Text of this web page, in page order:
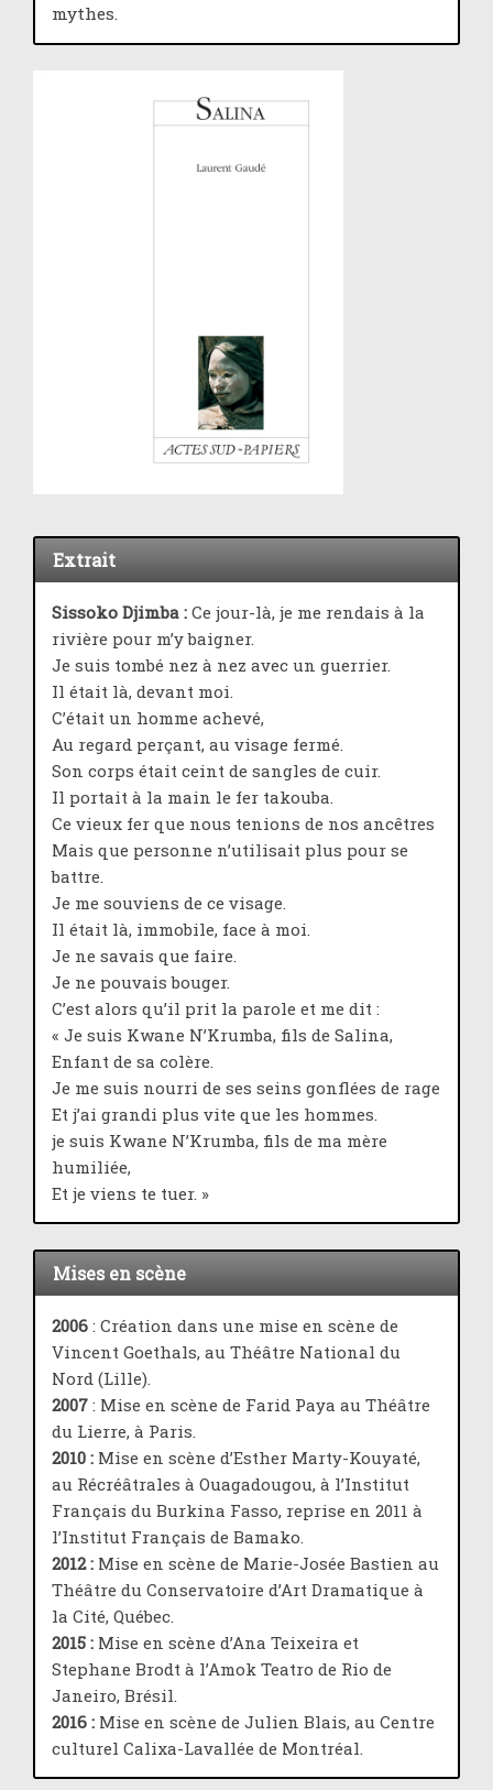
mythes.
Extrait
Sissoko Djimba :Ce jour-là, je me rendais à la
rivière pour m’y baigner.
Je suis tombé nez à nez avec un guerrier.
Il était là, devant moi.
C’était un homme achevé,
Au regard perçant, au visage fermé.
Son corps était ceint de sangles de cuir.
Il portait à la main le fer takouba.
Ce vieux fer que nous tenions de nos ancêtres
Mais que personne n’utilisait plus pour se
battre.
Je me souviens de ce visage.
Il était là, immobile, face à moi.
Je ne savais que faire.
Je ne pouvais bouger.
C’est alors qu’il prit la parole et me dit :
« Je suis Kwane N’Krumba, fils de Salina,
Enfant de sa colère.
Je me suis nourri de ses seins gonflées de rage
Et j’ai grandi plus vite que les hommes.
je suis Kwane N’Krumba, fils de ma mère
humiliée,
Et je viens te tuer. »
Mises en scène
2006: Création dans une mise en scène de
Vincent Goethals, au Théâtre National du
Nord (Lille).
2007: Mise en scène de Farid Paya au Théâtre
du Lierre, à Paris.
2010 :Mise en scène d’Esther Marty-Kouyaté,
au Récréâtrales à Ouagadougou, à l’Institut
Français du Burkina Fasso, reprise en 2011 à
l’Institut Français de Bamako.
2012 :Mise en scène de Marie-Josée Bastien au
Théâtre du Conservatoire d’Art Dramatique à
la Cité, Québec.
2015 :Mise en scène d’Ana Teixeira et
Stephane Brodt à l’Amok Teatro de Rio de
Janeiro, Brésil.
2016 :Mise en scène de Julien Blais, au Centre
culturel Calixa-Lavallée de Montréal.